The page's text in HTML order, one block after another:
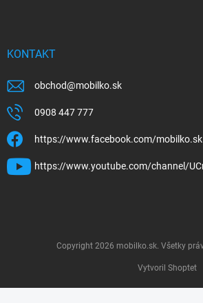
KONTAKT
obchod@mobilko.sk
0908 447 777
https://www.facebook.com/mobilko.sk
https://www.youtube.com/channel/
Vytvoril Shoptet
Copyright 2026 mobilko.sk. Všetky